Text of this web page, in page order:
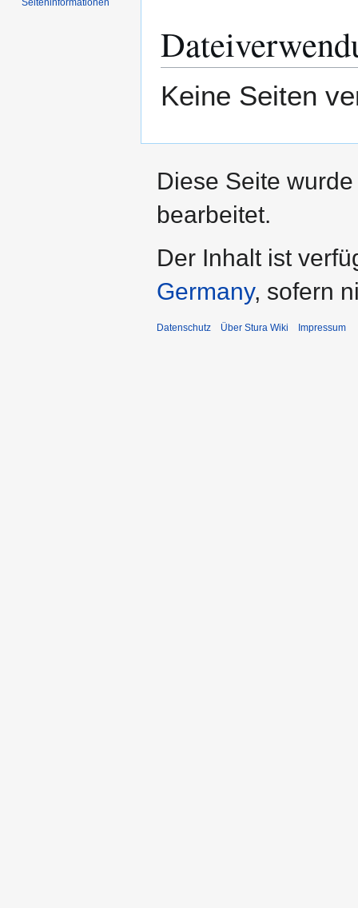
Keine Seiten
Diese Seite
bearbeitet.
Der Inhalt ist
Germany, sofern
Datenschutz Über Stura Wiki Impressum